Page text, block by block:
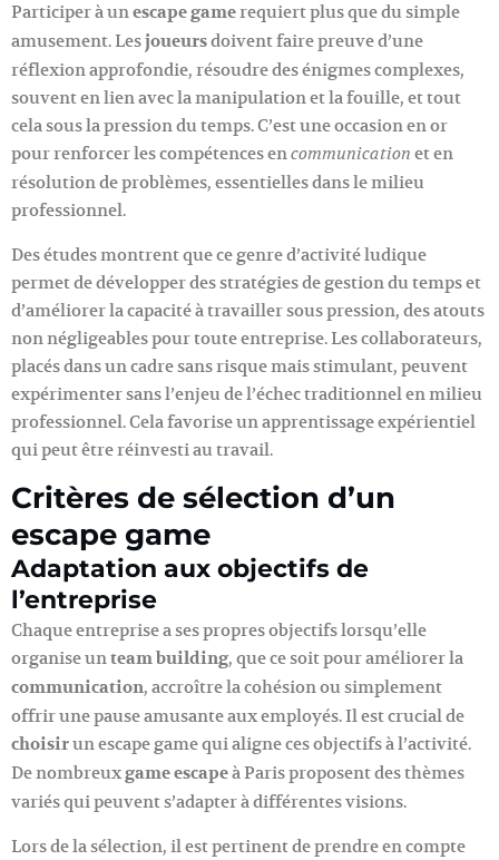
Participer à unescape gamerequiert plus que du simple
amusement. Lesjoueursdoivent faire preuve d’une
réflexion approfondie, résoudre des énigmes complexes,
souvent en lien avec la manipulation et la fouille, et tout
cela sous la pression du temps. C’est une occasion en or
pour renforcer les compétences encommunication et en
résolution de problèmes, essentielles dans le milieu
professionnel.
Des études montrent que ce genre d’activité ludique
permet de développer des stratégies de gestion du temps et
d’améliorer la capacité à travailler sous pression, des atouts
non négligeables pour toute entreprise. Les collaborateurs,
placés dans un cadre sans risque mais stimulant, peuvent
expérimenter sans l’enjeu de l’échec traditionnel en milieu
professionnel. Cela favorise un apprentissage expérientiel
qui peut être réinvesti au travail.
Critères de sélection d’un
escape game
Adaptation aux objectifs de
l’entreprise
Chaque entreprise a ses propres objectifs lorsqu’elle
organise unteam building, que ce soit pour améliorer la
communication, accroître la cohésion ou simplement
offrir une pause amusante aux employés. Il est crucial de
choisirun escape game qui aligne ces objectifs à l’activité.
De nombreuxgame escapeà Paris proposent des thèmes
variés qui peuvent s’adapter à différentes visions.
Lors de la sélection, il est pertinent de prendre en compte